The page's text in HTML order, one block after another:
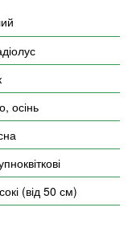
осінь
(від 50 см)